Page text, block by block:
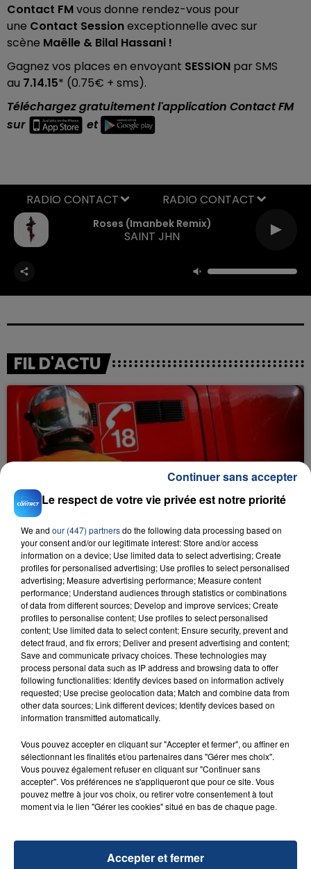
Contact FMvous donne rendez-vous pour
une Contact Sessionexceptionnelle avec sur
scène Maëlle & Bilal Hassani !
Gagnez vos places en envoyant SESSION par SMS
au 7.14.15* (0.75€ + sms).
Téléchargez gratuitement l'application Contact FM
sur
et
Roses (imanbek Remix)
SAINT JHN
RADIO CONTACT
FIL D'ACTU
23 juillet 2026
INCENDIE MORTEL À LENS : UNE FEMME ET
SON BÉBÉ ENTRE LA VIE ET LA...
Un homme s'est immolé par le feu après avoir
aspergé sa compagne et leur bébé de trois mois
d'un liquide inflammable.
20 juillet 2026
UNE ADOLESCENTE DEVANT SE FAIRE
OPÉRER DE LA CHEVILLE RESSORT DE LA...
La famille a porté plainte contre la clinique qui a
excuses.
TITRES DIFFUSÉS
16h31
16h31 16h29
16h29
Le respect de votre vie privée est notre priorité
We and our (447) partnersdo the following data processing based on
your consent and/or our legitimate interest: Store and/or access
information on a device; Use limited data to select advertising; Create
profiles for personalised advertising; Use profiles to select personalised
advertising; Measure advertising performance; Measure content
performance; Understand audiences through statistics or combinations
of data from different sources; Develop and improve services; Create
profiles to personalise content; Use profiles to select personalised
content; Use limited data to select content; Ensure security, prevent and
detect fraud, and fix errors; Deliver and present advertising and content;
Save and communicate privacy choices. These technologies may
process personal data such as IP address and browsing data to offer
following functionalities: Identify devices based on information actively
requested; Use precise geolocation data; Match and combine data from
other data sources; Link different devices; Identify devices based on
information transmitted automatically.
Vous pouvez accepter en cliquant sur "Accepter et fermer", ou affiner en
sélectionnant les finalités et/ou partenaires dans "Gérer mes choix".
Vous pouvez également refuser en cliquant sur "Continuer sans
accepter". Vos préférences ne s'appliqueront que pour ce site. Vous
pouvez mettre à jour vos choix, ou retirer votre consentement à tout
moment via le lien "Gérer les cookies" situé en bas de chaque page.
Accepter et fermer
Continuer sans accepter